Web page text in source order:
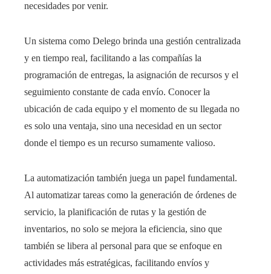
necesidades por venir.
Un sistema como Delego brinda una gestión centralizada
y en tiempo real, facilitando a las compañías la
programación de entregas, la asignación de recursos y el
seguimiento constante de cada envío. Conocer la
ubicación de cada equipo y el momento de su llegada no
es solo una ventaja, sino una necesidad en un sector
donde el tiempo es un recurso sumamente valioso.
La automatización también juega un papel fundamental.
Al automatizar tareas como la generación de órdenes de
servicio, la planificación de rutas y la gestión de
inventarios, no solo se mejora la eficiencia, sino que
también se libera al personal para que se enfoque en
actividades más estratégicas, facilitando envíos y